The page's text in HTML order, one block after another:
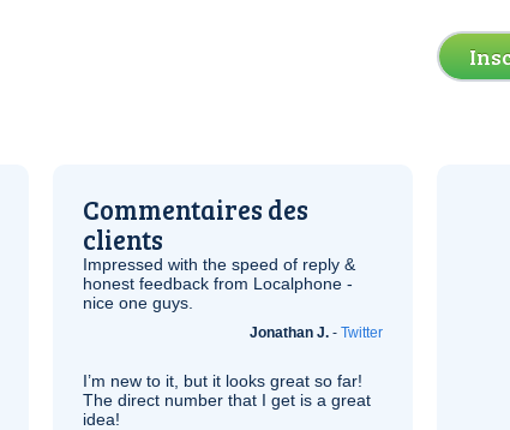
Commentaires des
clients
Impressed with the speed of reply &
honest feedback from Localphone -
nice one guys.
Jonathan J. - Twitter
I’m new to it, but it looks great so far!
The direct number that I get is a great
idea!